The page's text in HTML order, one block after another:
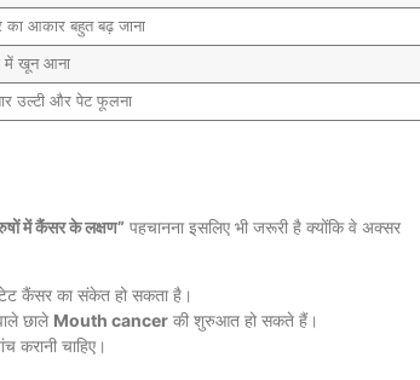
का आकार बहुत बढ़ जाना
में खून आना
उल्टी और पेट फूलना
में कैंसर के लक्षण” पहचानना इसलिए भी जरूरी है क्योंकि वे अक्सर
कैंसर का संकेत हो सकता है।
छाले Mouth cancer की शुरुआत हो सकते हैं।
करानी चाहिए।